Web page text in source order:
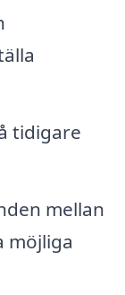
tidigare
mellan
möjliga